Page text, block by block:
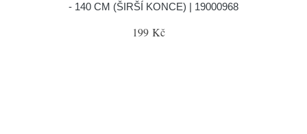
- 140 CM (ŠIRŠÍ KONCE) | 19000968
199 Kč